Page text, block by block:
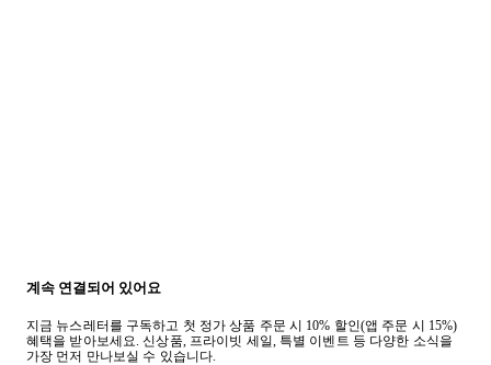
계속 연결되어 있어요
지금 뉴스레터를 구독하고 첫 정가 상품 주문 시 10% 할인(앱 주문 시 15%)
혜택을 받아보세요. 신상품, 프라이빗 세일, 특별 이벤트 등 다양한 소식을
가장 먼저 만나보실 수 있습니다.